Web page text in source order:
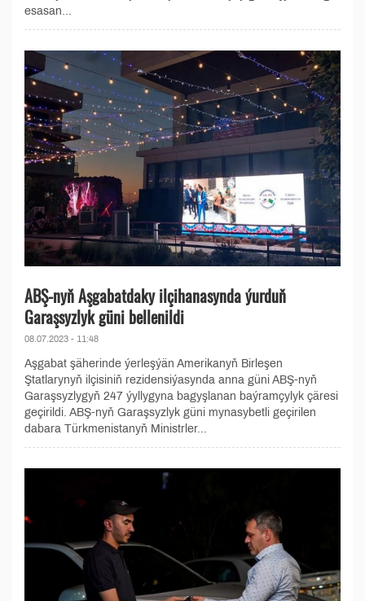
esasan...
ABŞ-nyň Aşgabatdaky ilçihanasynda ýurduň
Garaşsyzlyk güni bellenildi
08.07.2023 - 11:48
Aşgabat şäherinde ýerleşýän Amerikanyň Birleşen
Ştatlarynyň ilçisiniň rezidensiýasynda anna güni ABŞ-nyň
Garaşsyzlygyň 247 ýyllygyna bagyşlanan baýramçylyk çäresi
geçirildi. ABŞ-nyň Garaşsyzlyk güni mynasybetli geçirilen
dabara Türkmenistanyň Ministrler...